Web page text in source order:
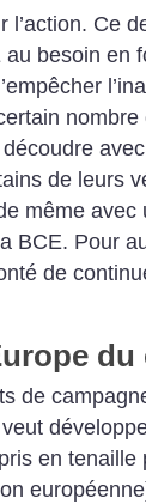
l’action. Ce
au besoin en
nombre
découdre
de leurs
même avec
BCE. Pour
de
du
de
en